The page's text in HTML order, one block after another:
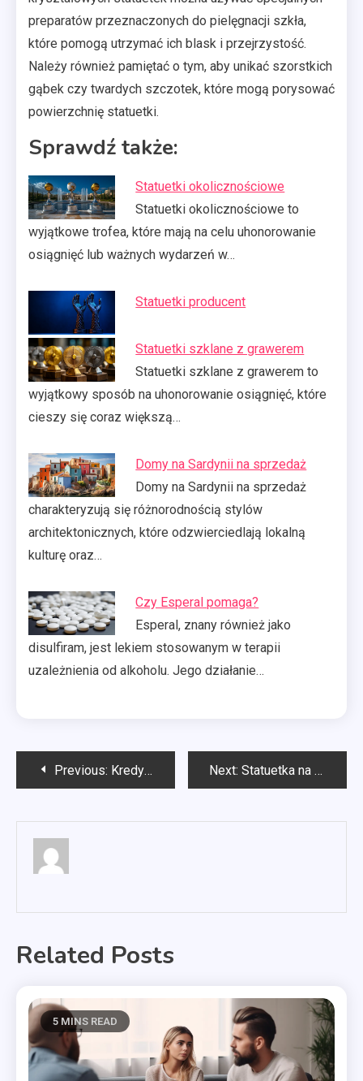
preparatów przeznaczonych do pielęgnacji szkła,
które pomogą utrzymać ich blask i przejrzystość.
Należy również pamiętać o tym, aby unikać szorstkich
gąbek czy twardych szczotek, które mogą porysować
powierzchnię statuetki.
Sprawdź także:
Statuetki okolicznościowe
Statuetki okolicznościowe to
wyjątkowe trofea, które mają na celu uhonorowanie
osiągnięć lub ważnych wydarzeń w…
Statuetki producent
Statuetki szklane z grawerem
Statuetki szklane z grawerem to
wyjątkowy sposób na uhonorowanie osiągnięć, które
cieszy się coraz większą…
Domy na Sardynii na sprzedaż
Domy na Sardynii na sprzedaż
charakteryzują się różnorodnością stylów
architektonicznych, które odzwierciedlają lokalną
kulturę oraz…
Czy Esperal pomaga?
Esperal, znany również jako
disulfiram, jest lekiem stosowanym w terapii
uzależnienia od alkoholu. Jego działanie…
Nawigacja
Previous: Kredyty mieszkaniowe Szczecin Next: Statuetka na zamówienie
Related Posts
5 MINS READ